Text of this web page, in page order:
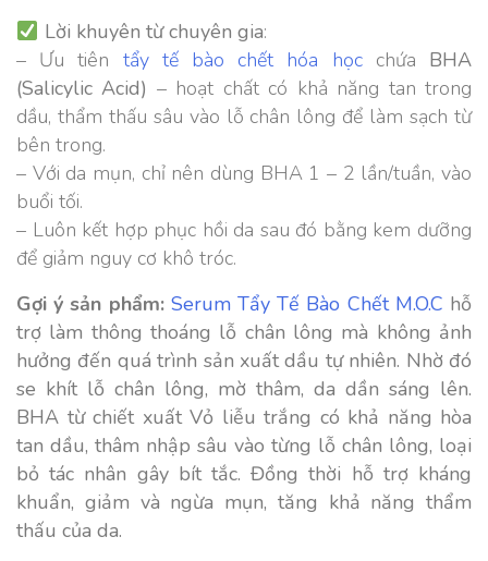
Lời khuyên từ chuyên gia:
– Ưu tiên tẩy tế bào chết hóa họcchứa BHA
(Salicylic Acid) – hoạt chất có khả năng tan trong
dầu, thẩm thấu sâu vào lỗ chân lông để làm sạch từ
bên trong.
– Với da mụn, chỉ nên dùng BHA 1 – 2 lần/tuần, vào
buổi tối.
– Luôn kết hợp phục hồi da sau đó bằng kem dưỡng
để giảm nguy cơ khô tróc.
Gợi ý sản phẩm: Serum Tẩy Tế Bào Chết M.O.C hỗ
trợ làm thông thoáng lỗ chân lông mà không ảnh
hưởng đến quá trình sản xuất dầu tự nhiên. Nhờ đó
se khít lỗ chân lông, mờ thâm, da dần sáng lên.
BHA từ chiết xuất Vỏ liễu trắng có khả năng hòa
tan dầu, thâm nhập sâu vào từng lỗ chân lông, loại
bỏ tác nhân gây bít tắc. Đồng thời hỗ trợ kháng
khuẩn, giảm và ngừa mụn, tăng khả năng thẩm
thấu của da.